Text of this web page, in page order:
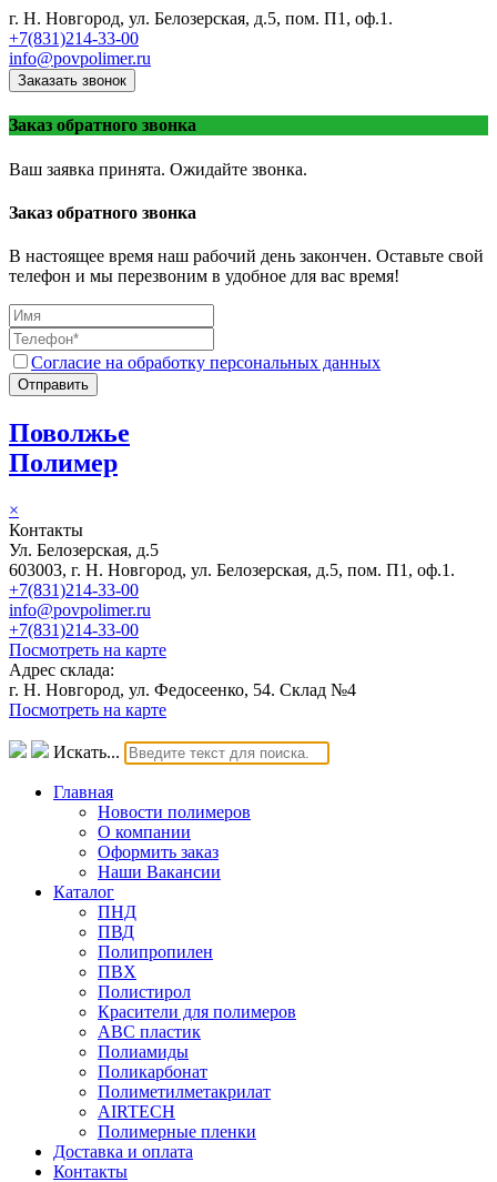
г. Н. Новгород, ул. Белозерская, д.5, пом. П1, оф.1.
+7(831)214-33-00
info@povpolimer.ru
Заказать звонок
Заказ обратного звонка
Ваш заявка принята. Ожидайте звонка.
Заказ обратного звонка
В настоящее время наш рабочий день закончен. Оставьте свой
телефон и мы перезвоним в удобное для вас время!
Согласие на обработку персональных данных
Отправить
Поволжье
Полимер
×
Контакты
Ул. Белозерская, д.5
603003, г. Н. Новгород, ул. Белозерская, д.5, пом. П1, оф.1.
+7(831)214-33-00
info@povpolimer.ru
+7(831)214-33-00
Посмотреть на карте
Адрес склада:
г. Н. Новгород, ул. Федосеенко, 54. Склад №4
Посмотреть на карте
Искать...
Главная
Новости полимеров
О компании
Оформить заказ
Наши Вакансии
Каталог
ПНД
ПВД
Полипропилен
ПВХ
Полистирол
Красители для полимеров
АВС пластик
Полиамиды
Поликарбонат
Полиметилметакрилат
AIRTECH
Полимерные пленки
Доставка и оплата
Контакты